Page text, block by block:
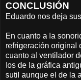
CONCLUSIÓN
Eduardo nos deja
En cuanto a la
refrigeración original
cuanto al ventilador
los de la gráfica
sutil aunque el de la